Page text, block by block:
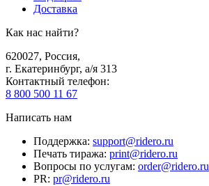
Доставка
Как нас найти?
620027, Россия,
г. Екатеринбург, а/я 313
Контактный телефон:
8 800 500 11 67
Написать нам
Поддержка: support@ridero.ru
Печать тиража: print@ridero.ru
Вопросы по услугам: order@ridero.ru
PR: pr@ridero.ru